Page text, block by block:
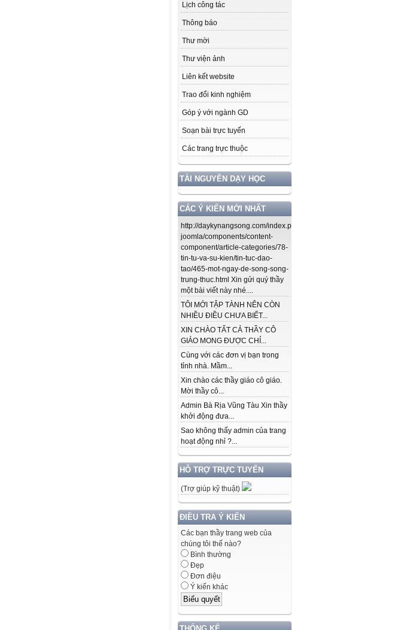
Lịch công tác
Thông báo
Thư mời
Thư viện ảnh
Liên kết website
Trao đổi kinh nghiệm
Góp ý với ngành GD
Soạn bài trực tuyến
Các trang trực thuộc
TÀI NGUYÊN DẠY HỌC
CÁC Ý KIẾN MỚI NHẤT
http://daykynangsong.com/index.php/using-
joomla/components/content-
component/article-categories/78-
tin-tu-va-su-kien/tin-tuc-dao-
tao/465-mot-ngay-de-song-song-
trung-thuc.html Xin gửi quý thầy
một bài viết này nhé....
TÔI MỚI TẬP TÀNH NÊN CÒN
NHIỀU ĐIỀU CHƯA BIẾT...
XIN CHÀO TẤT CẢ THẦY CÔ
GIÁO MONG ĐƯỢC CHỈ...
Cùng với các đơn vị bạn trong
tỉnh nhà. Mầm...
Xin chào các thầy giáo cô giáo.
Mời thầy cô...
Admin Bà Rịa Vũng Tàu Xin thầy
khởi động đưa...
Sao không thấy admin của trang
hoạt động nhỉ ?...
HỖ TRỢ TRỰC TUYẾN
(Trợ giúp kỹ thuật)
ĐIỀU TRA Ý KIẾN
Các bạn thầy trang web của
chúng tôi thế nào?
Bình thường
Đẹp
Đơn điệu
Ý kiến khác
THỐNG KÊ